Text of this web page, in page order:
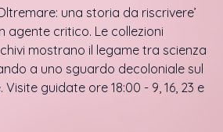
una storia da riscrivere’
agente critico. Le collezioni
mostrano il legame tra scienza
a uno sguardo decoloniale sul
guidate ore 18:00 - 9, 16, 23 e